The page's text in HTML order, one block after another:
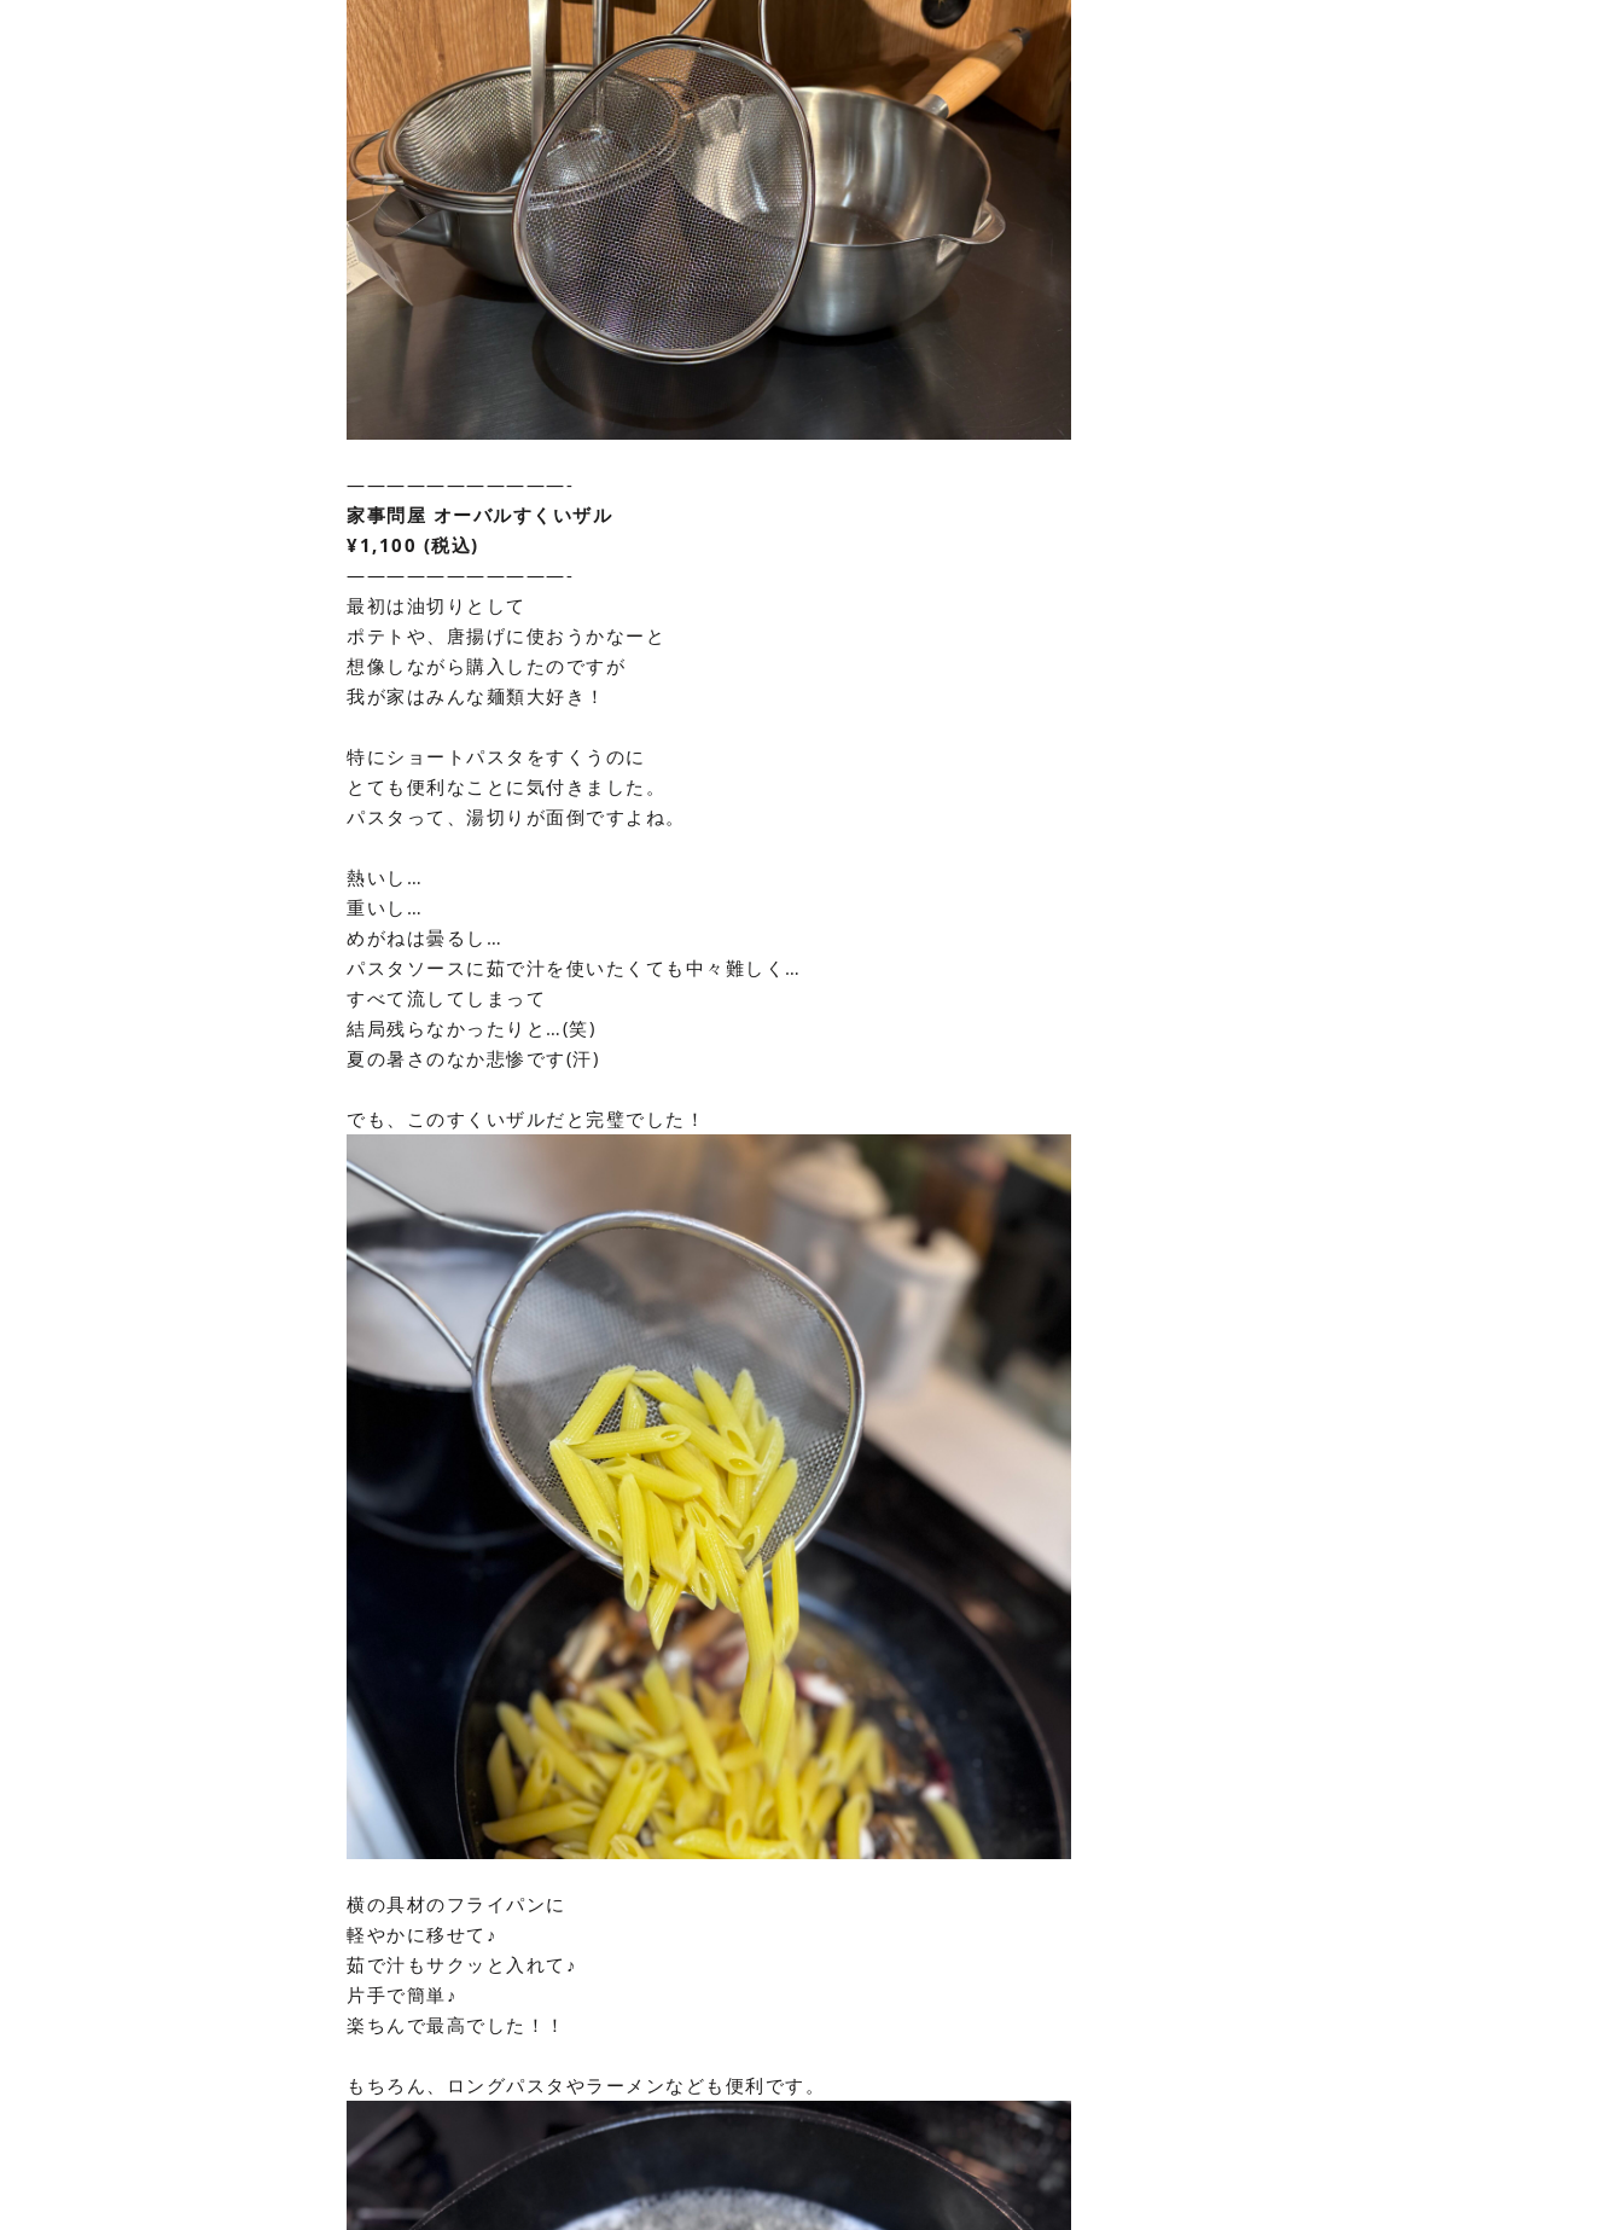
———————————-
家事問屋 オーバルすくいザル
¥1,100 (税込)
———————————-
最初は油切りとして
ポテトや、唐揚げに使おうかなーと
想像しながら購入したのですが
我が家はみんな麺類大好き！
特にショートパスタをすくうのに
とても便利なことに気付きました。
パスタって、湯切りが面倒ですよね。
熱いし…
重いし…
めがねは曇るし…
パスタソースに茹で汁を使いたくても中々難しく…
すべて流してしまって
結局残らなかったりと…(笑)
夏の暑さのなか悲惨です(汗)
でも、このすくいザルだと完璧でした！
横の具材のフライパンに
軽やかに移せて♪
茹で汁もサクッと入れて♪
片手で簡単♪
楽ちんで最高でした！！
もちろん、ロングパスタやラーメンなども便利です。